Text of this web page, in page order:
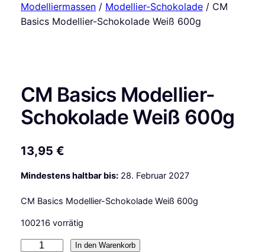
Modelliermassen/ Modellier-Schokolade/ CM
Basics Modellier-Schokolade Weiß 600g
CM Basics Modellier-
Schokolade Weiß 600g
13,95 €
Mindestens haltbar bis:28. Februar 2027
CM Basics Modellier-Schokolade Weiß 600g
100216 vorrätig
In den Warenkorb